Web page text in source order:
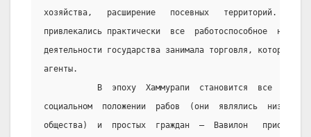
хозяйства,   расширение   посевных   территорий.   К
привлекались практически  все  работоспособное
деятельности государства занимала торговля, которой
агенты.
В  эпоху  Хаммурапи  становится  все  более
социальном  положении  рабов  (они  являлись  низшим
общества)  и  простых  граждан  –  Вавилон